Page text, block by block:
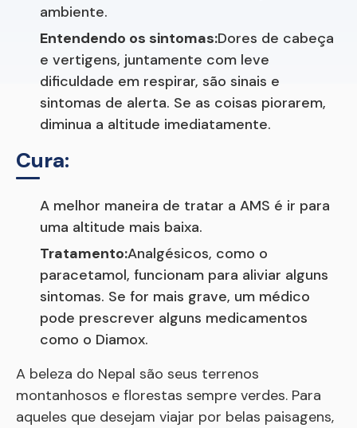
ambiente.
Entendendo os sintomas:Dores de cabeça
e vertigens, juntamente com leve
dificuldade em respirar, são sinais e
sintomas de alerta. Se as coisas piorarem,
diminua a altitude imediatamente.
Cura:
A melhor maneira de tratar a AMS é ir para
uma altitude mais baixa.
Tratamento:Analgésicos, como o
paracetamol, funcionam para aliviar alguns
sintomas. Se for mais grave, um médico
pode prescrever alguns medicamentos
como o Diamox.
A beleza do Nepal são seus terrenos
montanhosos e florestas sempre verdes. Para
aqueles que desejam viajar por belas paisagens,